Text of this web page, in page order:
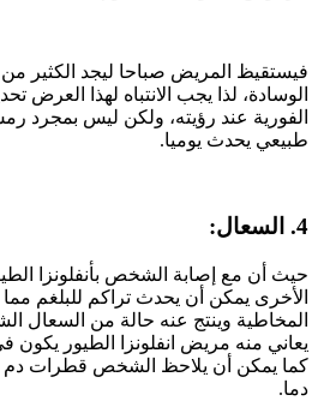
فيستقيظ المريض صباحا ليجد الكثير من
الوسادة، لذا يجب الانتباه لهذا العرض
الفورية عند رؤيته، ولكن ليس بمجرد
طبيعي يحدث يوميا.
4. السعال:
حيث أن مع إصابة الشخص بأنفلونزا الطيور
الأخرى يمكن أن يحدث تراكم للبلغم
المخاطية وينتج عنه حالة من السعال
يعاني منه مريض انفلونزا الطيور يكون
كما يمكن أن يلاحظ الشخص قطرات دم
دما.